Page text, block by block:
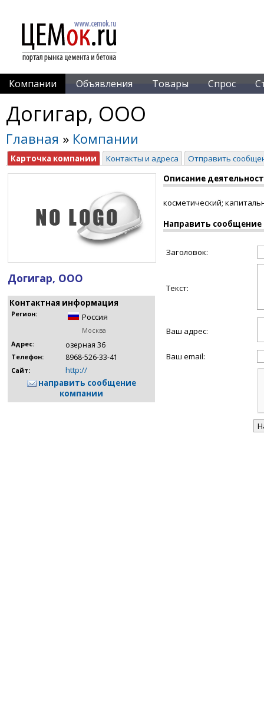
Компании Объявления Товары Спрос
Догигар, ООО
Главная » Компании
Карточка компании Контакты и адреса Отправить
Догигар, ООО
Контактная информация
Регион: Россия
Москва
Адрес:
озерная 36
Телефон: 8968-526-33-41
Сайт:
http://
направить сообщение
компании
Описание
косметический;
Направить
Заголовок:
Текст:
Ваш адрес:
Ваш email: